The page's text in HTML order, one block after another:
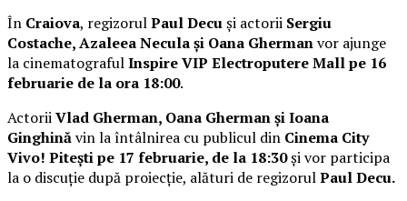
În Craiova, regizorulPaul Decuși actorii Sergiu
Costache, Azaleea Necula și Oana Ghermanvor ajunge
la cinematografulInspire VIP Electroputere Mall pe 16
februarie de la ora 18:00.
ActoriiVlad Gherman, Oana Gherman și Ioana
Ginghinăvin la întâlnirea cu publicul din Cinema City
Vivo! Pitești pe 17 februarie, de la 18:30și vor participa
la o discuție după proiecție, alături de regizorulPaul Decu.